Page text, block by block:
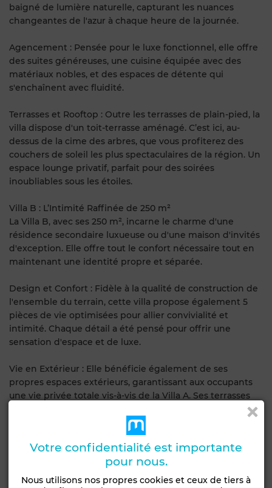
baigné de lumière naturelle, capturant les nuances
changeantes de l'azur à chaque heure de la journée.
Agencement : Pensée pour le luxe fonctionnel, elle offre
des suites généreuses, une cuisine équipée avec des
matériaux nobles, et des espaces de détente qui
s'enchaînent avec fluidité.
Terrasses et Rooftop : Outre les terrasses de plain-pied, la
villa dispose d'un toit-terrasse aménagé. C’est ici, au-
dessus de la cime des arbres, que vous profiterez des
couchers de soleil les plus spectaculaires de la région. Un
espace lounge privatif, parfait pour des soirées
inoubliables sous les étoiles.
Villa B : L’Intimité Raffinée de 250 m²
La Villa B, avec ses 250 m², incarne le charme d'une
résidence secondaire luxueuse ou d'une maison d'invités
d'exception. Elle offre tout le confort nécessaire tout en
maintenant une identité propre et séparée.
Design et Confort : Fidèle à la qualité de construction de
l'ensemble du terrain, cette villa propose également 5
pièces de vie optimisées pour allier convivialité et
intimité. Chaque détail a été pensé pour offrir une
sensation d'espace et de luxe.
Vie en Extérieur : Elle bénéficie également de ses
propres espaces extérieurs, garantissant aux occupants
une vie privée totale vis-à-vis de la Villa A. Ses terrasses
offrent une perspective différente, tout aussi enivrante
Des Prestations de Prestige
La valeur du m², fixée à 8 200 DT, témoigne de
l'emplacement stratégique et de la qualité rare de ce
Votre confidentialité est importante
pour nous.
Nous utilisons nos propres cookies et ceux de tiers à